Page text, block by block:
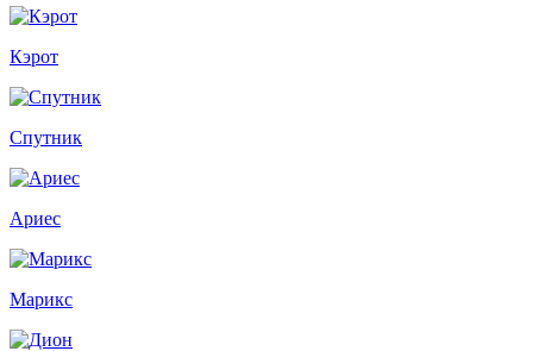
Кэрот
Спутник
Ариес
Марикс